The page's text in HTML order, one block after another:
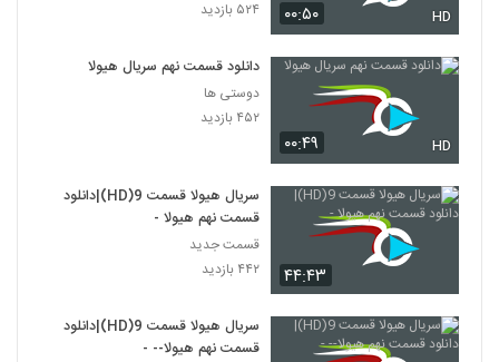
۰۰:۵۰ HD
۵۲۴ بازدید
۰۰:۴۹ HD
دانلود قسمت نهم سریال هیولا
دوستی ها
۴۵۲ بازدید
۴۴:۴۳
سریال هیولا قسمت 9(HD)|دانلود
قسمت نهم هیولا -
قسمت جدید
۴۴۲ بازدید
سریال هیولا قسمت 9(HD)|دانلود
قسمت نهم هیولا-- -